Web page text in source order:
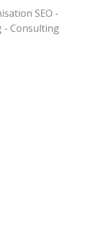
SEO -
- Consulting